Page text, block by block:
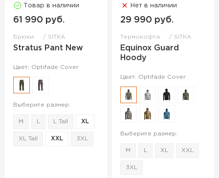
Товар в наличии
61 990 руб.
Брюки SITKA
Stratus Pant New
Цвет: Optifade Cover
Выберите размер:
M L Tall XL
XL Tall XXL 3XL
Нет в наличии
29 990 руб.
Термокофта SITKA
Equinox Guard
Hoody
Цвет: Optifade Cover
Выберите размер:
M XL XXL
3XL